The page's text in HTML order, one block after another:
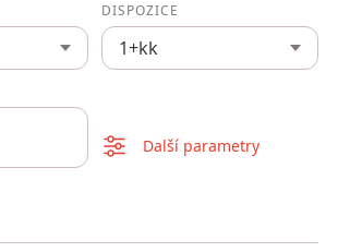
DISPOZICE
1+kk
Další parametry